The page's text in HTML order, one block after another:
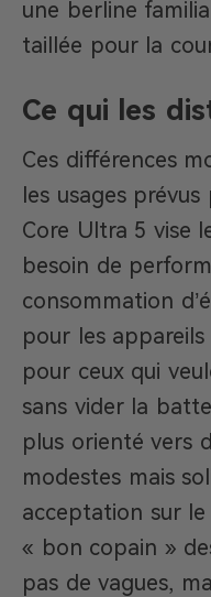
une berline
taillée pour la
Ce qui les
Ces différences
les usages
Core Ultra 5 vise
besoin de
consommation
pour les appareils
pour ceux qui
sans vider la
plus orienté vers
modestes mais
acceptation sur le
« bon copain »
pas de vagues,